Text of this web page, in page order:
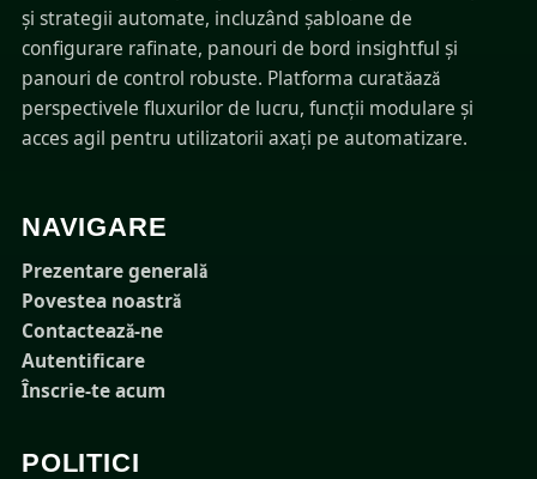
și strategii automate, incluzând șabloane de
configurare rafinate, panouri de bord insightful și
panouri de control robuste. Platforma curatăază
perspectivele fluxurilor de lucru, funcții modulare și
acces agil pentru utilizatorii axați pe automatizare.
NAVIGARE
Prezentare generală
Povestea noastră
Contactează-ne
Autentificare
Înscrie-te acum
POLITICI